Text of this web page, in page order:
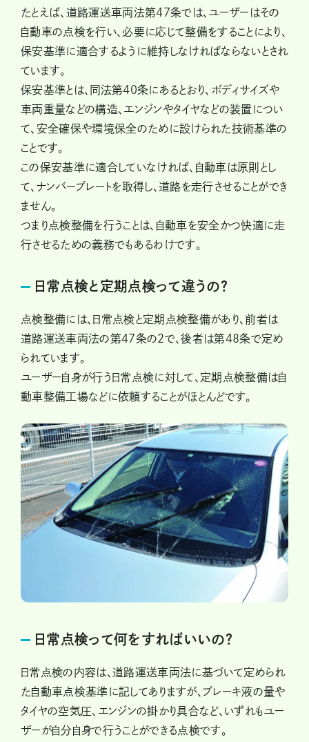
たとえば、道路運送車両法第47条では、ユーザーはその
自動車の点検を行い、必要に応じて整備をすることにより、
保安基準に適合するように維持しなければならないとされ
ています。
保安基準とは、同法第40条にあるとおり、ボディサイズや
車両重量などの構造、エンジンやタイヤなどの装置につい
て、安全確保や環境保全のために設けられた技術基準の
ことです。
この保安基準に適合していなければ、自動車は原則とし
て、ナンバープレートを取得し、道路を走行させることができ
ません。
つまり点検整備を行うことは、自動車を安全かつ快適に走
行させるための義務でもあるわけです。
日常点検と定期点検って違うの？
点検整備には、日常点検と定期点検整備があり、前者は
道路運送車両法の第47条の2で、後者は第48条で定め
られています。
ユーザー自身が行う日常点検に対して、定期点検整備は自
動車整備工場などに依頼することがほとんどです。
日常点検って何をすればいいの？
日常点検の内容は、道路運送車両法に基づいて定められ
た自動車点検基準に記してありますが、ブレーキ液の量や
タイヤの空気圧、エンジンの掛かり具合など、いずれもユー
ザーが自分自身で行うことができる点検です。